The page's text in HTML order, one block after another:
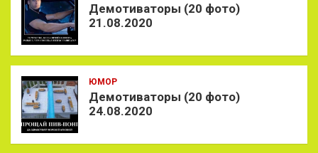
Демотиваторы (20 фото)
21.08.2020
ЮМОР
Демотиваторы (20 фото)
24.08.2020